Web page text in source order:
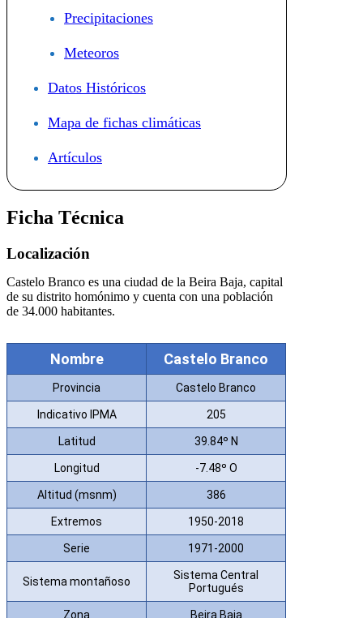
Precipitaciones
Meteoros
Datos Históricos
Mapa de fichas climáticas
Artículos
Ficha Técnica
Localización
Castelo Branco es una ciudad de la Beira Baja, capital
de su distrito homónimo y cuenta con una población
de 34.000 habitantes.
Nombre Castelo Branco
Provincia Castelo Branco
Indicativo IPMA 205
Latitud 39.84º N
Longitud -7.48º O
Altitud (msnm) 386
Extremos 1950-2018
Serie 1971-2000
Sistema montañoso
Sistema Central
Portugués
Zona Beira Baja